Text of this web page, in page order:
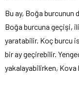
Bu ay, Boğa burcunun
Boğa burcuna geçişi,
yaratabilir. Koç burcu
bir ay geçirebilir.
yakalayabilirken, Kova